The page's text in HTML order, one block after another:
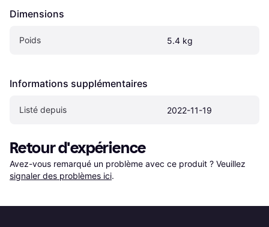
Dimensions
Poids 5.4 kg
Informations supplémentaires
Listé depuis 2022-11-19
Retour d'expérience
Avez-vous remarqué un problème avec ce produit ? Veuillez
signaler des problèmes ici.